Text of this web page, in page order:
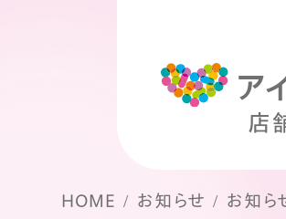
店
HOME お知らせ お知ら